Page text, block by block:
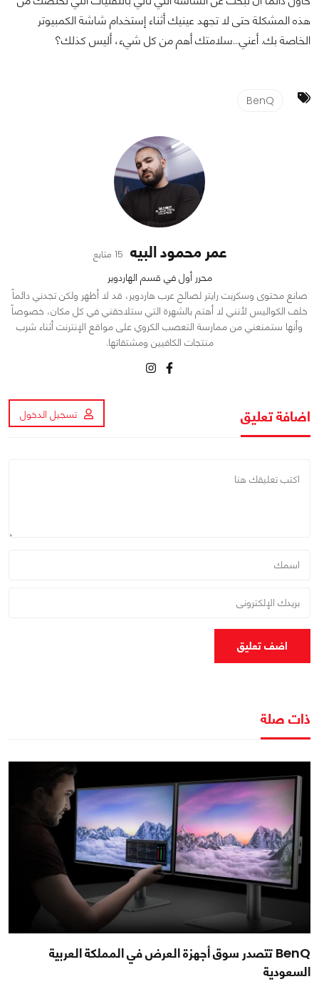
هذه المشكلة حتى لا تجهد عينيك أثناء إستخدام شاشة الكمبيوتر
الخاصة بك. أعني...سلامتك أهم من كل شيء، أليس كذلك؟
BenQ
عمر محمود البيه 15 متابع
محرر أول في قسم الهاردوير
صانع محتوى وسكربت رايتر لصالح عرب هاردوير، قد لا أظهر ولكن تجدني دائماً
خلف الكواليس لأنني لا أهتم بالشهرة التي ستلاحقني في كل مكان، خصوصاً
وأنها ستمنعني من ممارسة التعصب الكروي على مواقع الإنترنت أثناء شرب
منتجات الكافيين ومشتقاتها.
اضافة تعليق تسجيل الدخول
اضف تعليق
ذات صلة
BenQ تتصدر سوق أجهزة العرض في المملكة العربية
السعودية